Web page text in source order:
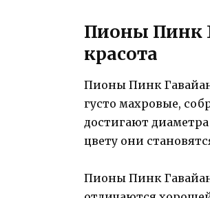
Пионы Пинк
красота
Пионы Пинк
густо махровые,
достигают
цвету они
Пионы Пинк